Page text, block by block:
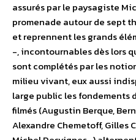
assurés par le paysagiste
promenade autour de sept
et reprennent les grands
-, incontournables dès lors
sont complétés par les
milieu vivant, eux aussi
large public les fondements
filmés (Augustin Berque,
Alexandre Chemetoff, Gilles